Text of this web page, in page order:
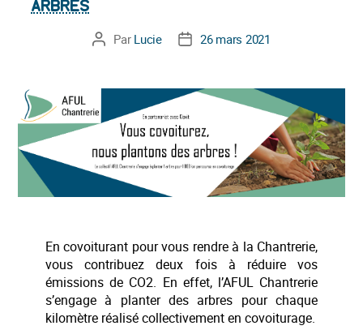
ARBRES
Auteur
Par Lucie
Date26 mars 2021
En covoiturant pour vous rendre à la Chantrerie,
vous contribuez deux fois à réduire vos
émissions de CO2. En effet, l’AFUL Chantrerie
s’engage à planter des arbres pour chaque
kilomètre réalisé collectivement en covoiturage.